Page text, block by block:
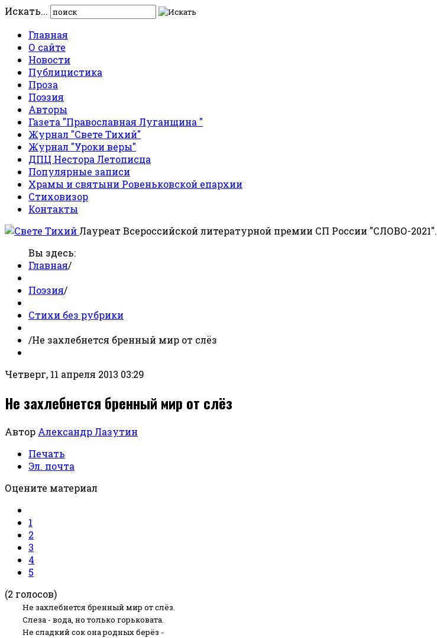
Искать...
Главная
О сайте
Новости
Публицистика
Проза
Поэзия
Авторы
Газета "Православная Луганщина "
Журнал "Свете Тихий"
Журнал "Уроки веры"
ДПЦ Нестора Летописца
Популярные записи
Храмы и святыни Ровеньковской епархии
Стиховизор
Контакты
Лауреат Всероссийской литературной премии СП России "СЛОВО-2021".
Вы здесь:
Главная/
Поэзия/
Стихи без рубрики
/Не захлебнется бренный мир от слёз
Четверг, 11 апреля 2013 03:29
Не захлебнется бренный мир от слёз
Автор Александр Лазутин
Печать
Эл. почта
Оцените материал
1
2
3
4
5
(2 голосов)
Не захлебнется бренный мир от слёз.
Слеза - вода, но только горьковата.
Не сладкий сок она родных берёз -